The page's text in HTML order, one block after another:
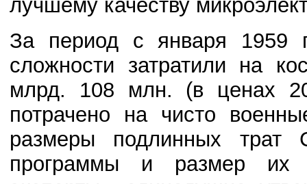
лучшему качеству
За период с января
сложности затратили на
млрд. 108 млн. (в ценах
потрачено на чисто
размеры подлинных
программы и размер их